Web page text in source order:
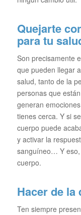
Quejarte
para tu
Son precisamente
que pueden llegar
salud, tanto de la
personas que
generan
tienes cerca. Y si
cuerpo puede
y activar la
sanguíneo… Y eso,
cuerpo.
Hacer de la
Ten siempre